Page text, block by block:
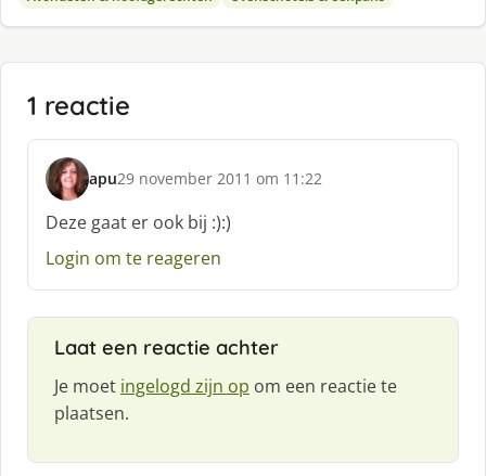
1 reactie
apu
s
c
h
r
29 november 2011 om 11:22
Deze gaat er ook bij :):)
Login om te reageren
Laat een reactie achter
Je moet ingelogd zijn op om een reactie te
plaatsen.